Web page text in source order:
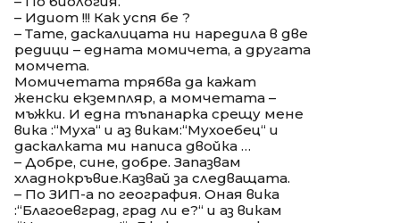
– Идиот !!! Как успя бе ?
– Тате, даскалицата ни наредила в две
редици – едната момичета, а другата
момчета.
Момичетата трябва да кажат
женски екземпляр, а момчетата –
мъжки. И една тъпанарка срещу мене
вика :“Муха“ и аз викам:“Мухоебец“ и
даскалката ми написа двойка …
– Добре, сине, добре. Запазвам
хладнокръвие.Казвай за следващата.
– По ЗИП-а по география. Оная вика
:“Благоевград, град ли е?“ и аз викам